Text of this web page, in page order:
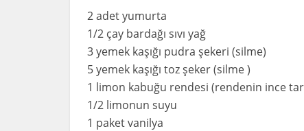
2 adet yumurta
1/2 çay bardağı sıvı yağ
3 yemek kaşığı pudra şekeri (silme)
5 yemek kaşığı toz şeker (silme )
1 limon kabuğu rendesi (rendenin ince
1/2 limonun suyu
1 paket vanilya